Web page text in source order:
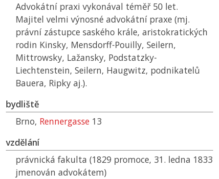
Advokátní praxi vykonával téměř 50 let.
Majitel velmi výnosné advokátní praxe (mj.
právní zástupce saského krále, aristokratických
rodin Kinsky, Mensdorff-Pouilly, Seilern,
Mittrowsky, Lažansky, Podstatzky-
Liechtenstein, Seilern, Haugwitz, podnikatelů
Bauera, Ripky aj.).
bydliště
Brno, Rennergasse 13
vzdělání
právnická fakulta (1829 promoce, 31. ledna 1833
jmenován advokátem)